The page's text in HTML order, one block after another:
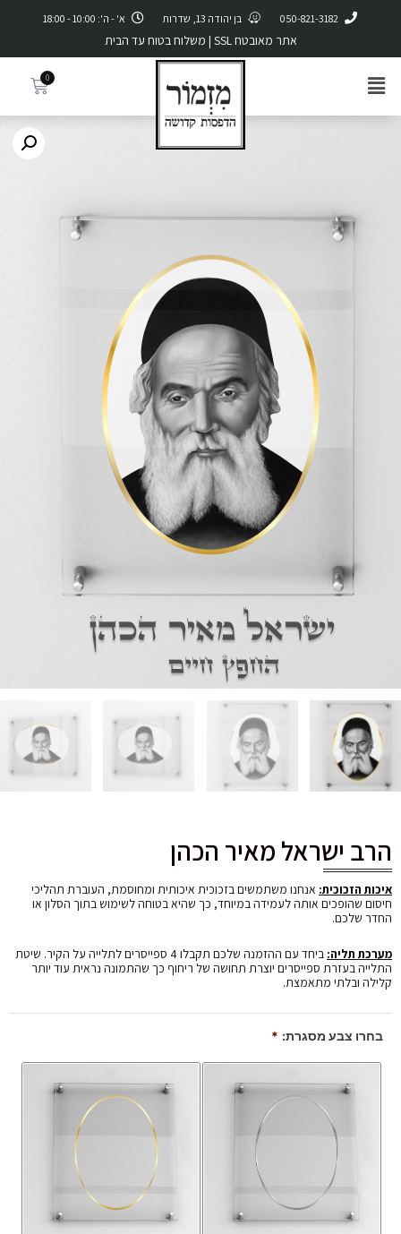
050-821-3182 בן יהודה 13, שדרות א' - ה': 10:00 - 18:00
אתר מאובטח SSL | משלוח בטוח עד הבית
הרב ישראל מאיר הכהן
איכות הזכוכית: אנחנו משתמשים בזכוכית איכותית ומחוסמת, העוברת תהליכי
חיסום שהופכים אותה לעמידה במיוחד, כך שהיא בטוחה לשימוש בתוך הסלון או
החדר שלכם.
מערכת תליה:
ביחד עם ההזמנה שלכם תקבלו 4 ספייסרים לתלייה על הקיר. שיטת
התלייה בעזרת ספייסרים יוצרת תחושה של ריחוף כך שהתמונה נראית עוד יותר
קלילה ובלתי מתאמצת.
בחרו צבע מסגרת: *